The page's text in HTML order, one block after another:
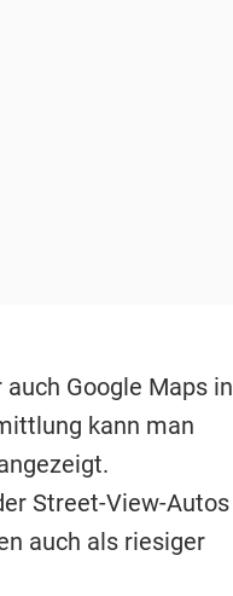
Google Maps in
kann man
Street-View-Autos
auch als riesiger